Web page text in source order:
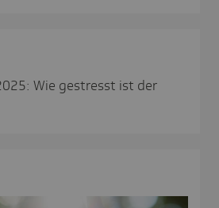
Wie gestresst ist der